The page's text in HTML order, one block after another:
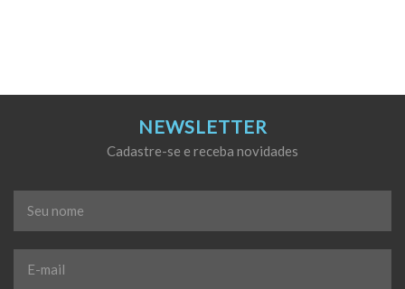
NEWSLETTER
Cadastre-se e receba novidades
Seu
nome
E-
mail